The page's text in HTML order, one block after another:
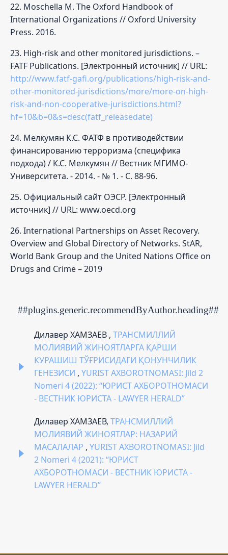
22. Moschella M. The Oxford Handbook of
International Organizations // Oxford University
Press. 2016.
23. High-risk and other monitored jurisdictions. –
FATF Publications. [Электронный источник] // URL:
http://www.fatf-gafi.org/publications/high-risk-and-
other-monitored-jurisdictions/more/more-on-high-
risk-and-non-cooperative-jurisdictions.html?
hf=10&b=0&s=desc(fatf_releasedate)
24. Мелкумян К.С. ФАТФ в противодействии
финансированию терроризма (специфика
подхода) / К.С. Мелкумян // Вестник МГИМО-
Университета. - 2014. - № 1. - С. 88-96.
25. Официальный сайт ОЭСР. [Электронный
источник] // URL: www.oecd.org
26. International Partnerships on Asset Recovery.
Overview and Global Directory of Networks. StAR,
World Bank Group and the United Nations Office on
Drugs and Crime – 2019
##plugins.generic.recommendByAuthor.heading##
Дилавер ХАМЗАЕВ , ТРАНСМИЛЛИЙ
МОЛИЯВИЙ ЖИНОЯТЛАРГА ҚАРШИ
КУРАШИШ ТЎҒРИСИДАГИ ҚОНУНЧИЛИК
ГЕНЕЗИСИ , YURIST AXBOROTNOMASI: Jild 2
Nomeri 4 (2022): “ЮРИСТ АХБОРОТНОМАСИ
- ВЕСТНИК ЮРИСТА - LAWYER HERALD”
Дилавер ХАМЗАЕВ, ТРАНСМИЛЛИЙ
МОЛИЯВИЙ ЖИНОЯТЛАР: НАЗАРИЙ
МАСАЛАЛАР , YURIST AXBOROTNOMASI: Jild
2 Nomeri 4 (2021): “ЮРИСТ
АХБОРОТНОМАСИ - ВЕСТНИК ЮРИСТА -
LAWYER HERALD”